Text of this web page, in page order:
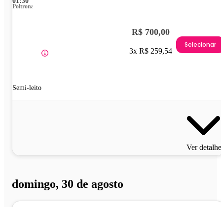
Poltrona
Semi-leito
R$ 700,00
3x R$ 259,54
Selecionar
Ver
domingo, 30 de agosto